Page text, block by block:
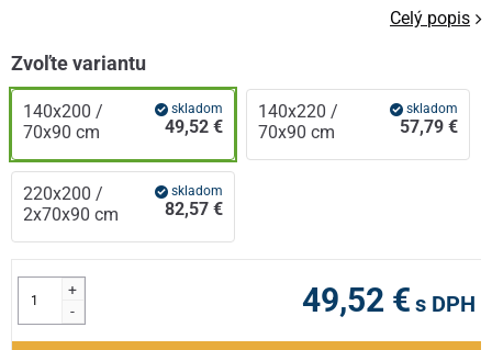
Celý popis
Zvoľte variantu
140x200 /
70x90 cm
skladom
49,52 €
140x220 /
70x90 cm
skladom
57,79 €
220x200 /
2x70x90 cm
skladom
82,57 €
+
-
49,52 € s DPH